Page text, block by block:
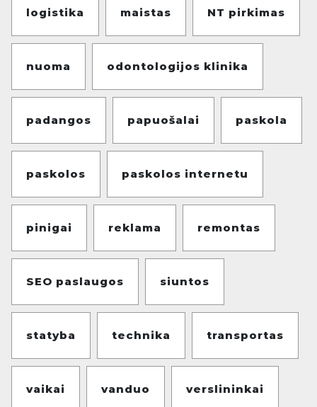
logistika maistas NT pirkimas
nuoma odontologijos klinika
padangos papuošalai paskola
paskolos paskolos internetu
pinigai reklama remontas
SEO paslaugos siuntos
statyba technika transportas
vaikai vanduo verslininkai